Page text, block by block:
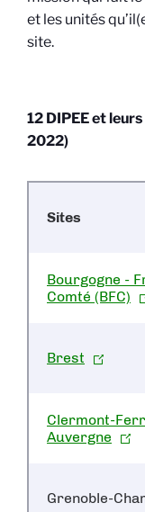
et les unités
site.
12 DIPEE et
2022)
Sites
Bourgogne -
Comté (BFC)
Brest
Clermont-
Auvergne
Grenoble-